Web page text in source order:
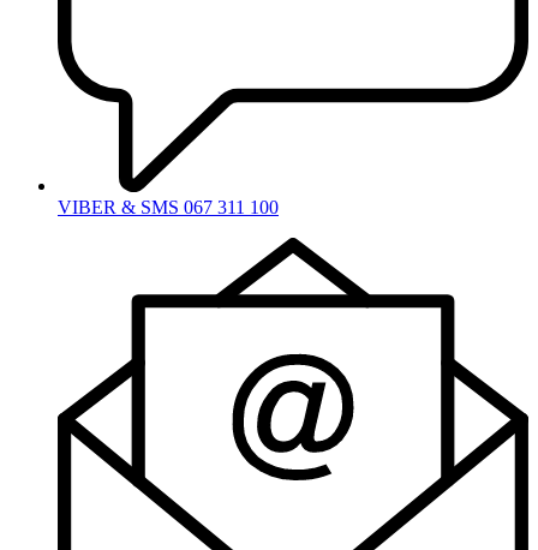
VIBER & SMS 067 311 100